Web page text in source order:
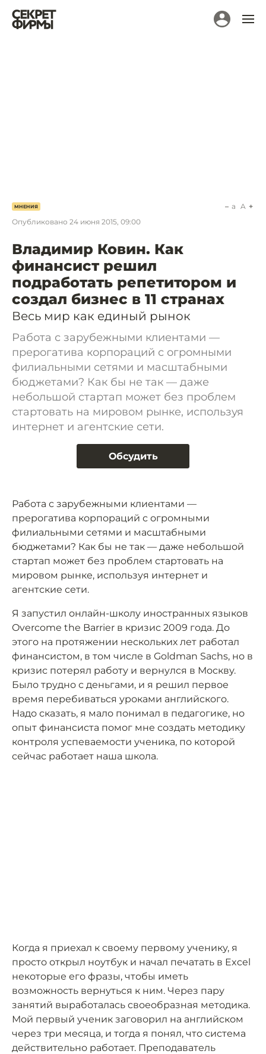
МНЕНИЯ
Опубликовано 24 июня 2015, 09:00
a A
Владимир Ковин. Как
финансист решил
подработать репетитором и
создал бизнес в 11 странах
Весь мир как единый рынок
Работа с зарубежными клиентами —
прерогатива корпораций с огромными
филиальными сетями и масштабными
бюджетами? Как бы не так — даже
небольшой стартап может без проблем
стартовать на мировом рынке, используя
интернет и агентские сети.
Обсудить
Работа с зарубежными клиентами —
прерогатива корпораций с огромными
филиальными сетями и масштабными
бюджетами? Как бы не так — даже небольшой
стартап может без проблем стартовать на
мировом рынке, используя интернет и
агентские сети.
Я запустил онлайн-школу иностранных языков
Overcome the Barrier в кризис 2009 года. До
этого на протяжении нескольких лет работал
финансистом, в том числе в Goldman Sachs, но в
кризис потерял работу и вернулся в Москву.
Было трудно с деньгами, и я решил первое
время перебиваться уроками английского.
Надо сказать, я мало понимал в педагогике, но
опыт финансиста помог мне создать методику
контроля успеваемости ученика, по которой
сейчас работает наша школа.
Когда я приехал к своему первому ученику, я
просто открыл ноутбук и начал печатать в Excel
некоторые его фразы, чтобы иметь
возможность вернуться к ним. Через пару
занятий выработалась своеобразная методика.
Мой первый ученик заговорил на английском
через три месяца, и тогда я понял, что система
действительно работает. Преподаватель